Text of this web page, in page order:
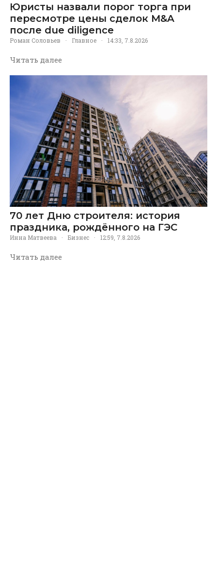
Юристы назвали порог торга при
пересмотре цены сделок M&A
после due diligence
Роман Соловьев · Главное · 14:33, 7.8.2026
Читать далее
70 лет Дню строителя: история
праздника, рождённого на ГЭС
Инна Матвеева · Бизнес · 12:59, 7.8.2026
Читать далее